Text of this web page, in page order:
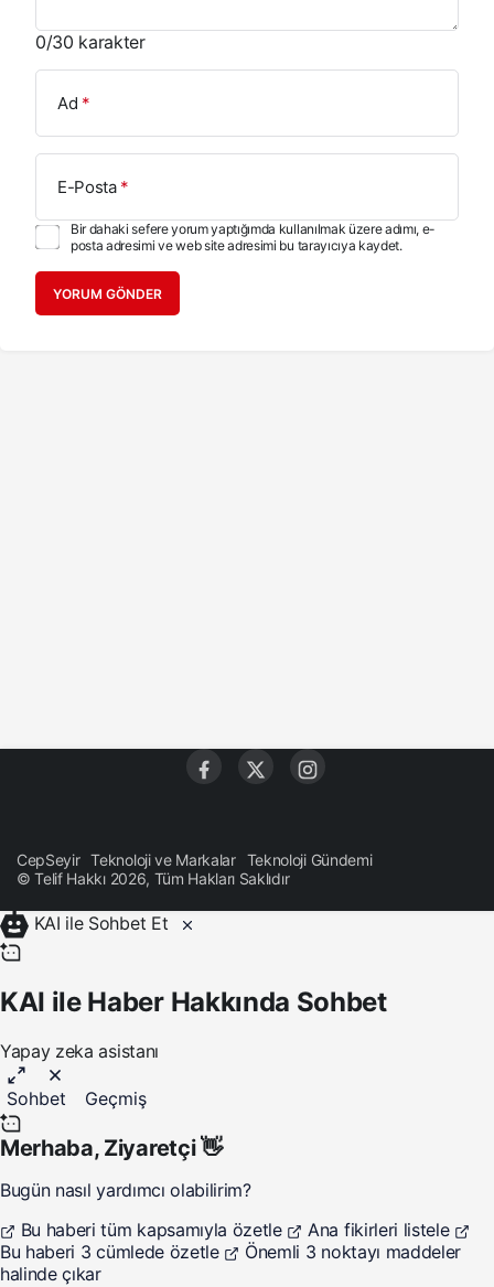
0/30 karakter
Ad *
E-Posta*
Bir dahaki sefere yorum yaptığımda kullanılmak üzere adımı, e-
posta adresimi ve web site adresimi bu tarayıcıya kaydet.
YORUM GÖNDER
CepSeyir Teknoloji ve Markalar
Teknoloji Gündemi
© Telif Hakkı 2026, Tüm Hakları Saklıdır
KAI ile Sohbet Et
KAI ile Haber Hakkında Sohbet
Yapay zeka asistanı
Sohbet Geçmiş
Merhaba, Ziyaretçi👋
Bugün nasıl yardımcı olabilirim?
Bu haberi tüm kapsamıyla özetle
Ana fikirleri listele
Bu haberi 3 cümlede özetle
Önemli 3 noktayı maddeler
halinde çıkar